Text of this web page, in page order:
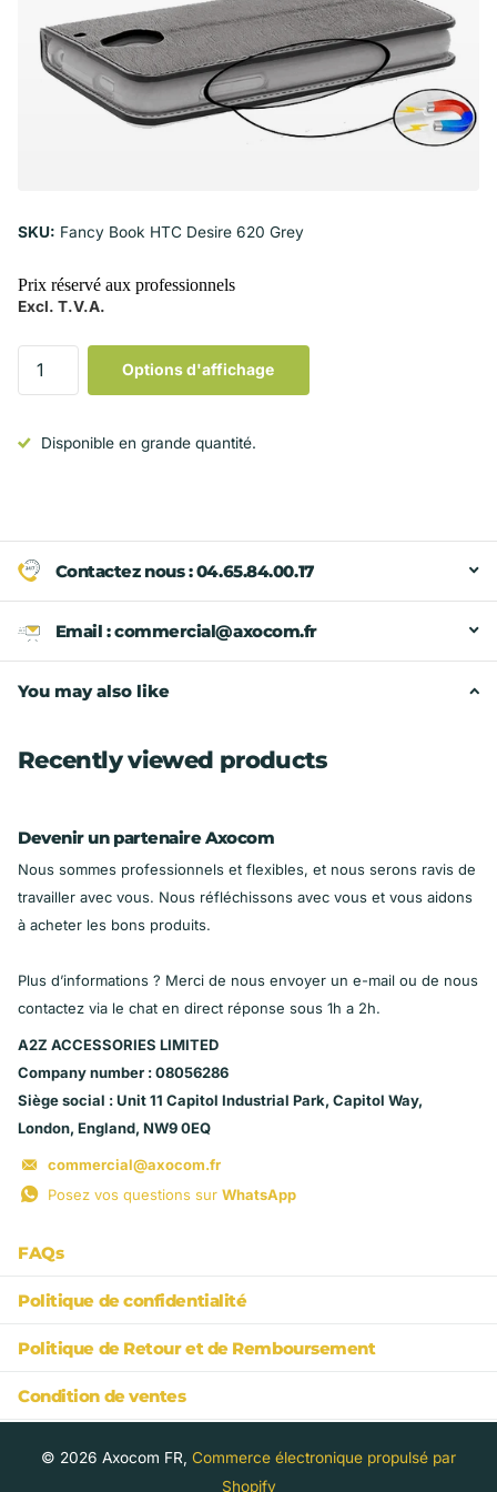
SKU: Fancy Book HTC Desire 620 Grey
Prix réservé aux professionnels
Excl. T.V.A.
Options d'affichage
Disponible en grande quantité.
Contactez nous : 04.65.84.00.17
Email : commercial@axocom.fr
You may also like
Recently viewed products
FAQs
Politique de confidentialité
Politique de Retour et de Remboursement
Condition de ventes
Devenir un partenaire Axocom
Nous sommes professionnels et flexibles, et nous serons ravis de
travailler avec vous. Nous réfléchissons avec vous et vous aidons
à acheter les bons produits.
Plus d’informations ? Merci de nous envoyer un e-mail ou de nous
contactez via le chat en direct réponse sous 1h a 2h.
A2Z ACCESSORIES LIMITED
Company number : 08056286
Siège social : Unit 11 Capitol Industrial Park, Capitol Way,
London, England, NW9 0EQ
commercial@axocom.fr
Posez vos questions sur WhatsApp
© 2026 Axocom FR, Commerce électronique propulsé par
Shopify